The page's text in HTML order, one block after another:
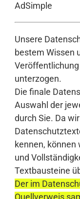
AdSimple
Unsere
bestem Wissen
unterzogen.
Die finale
Auswahl der
durch Sie. Da
kennen, können
und
Textbausteine
Der im
Quellverweis